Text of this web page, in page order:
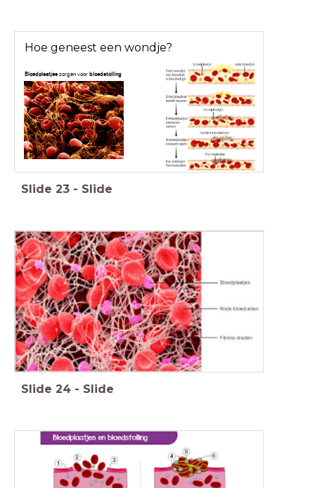
Hoe geneest een wondje?
Bloedplaatjeszorgen voor bloedstolling
Slide 23 - Slide
Slide 24 - Slide